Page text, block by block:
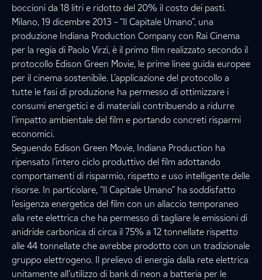
boccioni da 18 litri e ridotto del 20% il costo dei pasti.
Milano, 19 dicembre 2013 – “Il Capitale Umano”, una
produzione Indiana Production Company con Rai Cinema
per la regia di Paolo Virzì, è il primo film realizzato secondo il
protocollo Edison Green Movie, le prime linee guida europee
per il cinema sostenibile. L’applicazione del protocollo a
tutte le fasi di produzione ha permesso di ottimizzare i
consumi energetici e di materiali contribuendo a ridurre
l’impatto ambientale del film e portando concreti risparmi
economici.
Seguendo Edison Green Movie, Indiana Production ha
ripensato l’intero ciclo produttivo del film adottando
comportamenti di risparmio, rispetto e uso intelligente delle
risorse. In particolare, “Il Capitale Umano” ha soddisfatto
l’esigenza energetica del film con un allaccio temporaneo
alla rete elettrica che ha permesso di tagliare le emissioni di
anidride carbonica di circa il 75% a 12 tonnellate rispetto
alle 44 tonnellate che avrebbe prodotto con un tradizionale
gruppo elettrogeno. Il prelievo di energia dalla rete elettrica
unitamente all’utilizzo di bank di neon a batteria per le